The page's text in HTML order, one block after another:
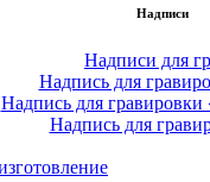
Надписи
Надписи для
Надпись для
Надпись для
Надпись для